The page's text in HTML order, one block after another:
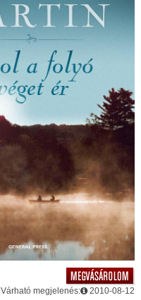
Várható megjelenés:
2010-08-12